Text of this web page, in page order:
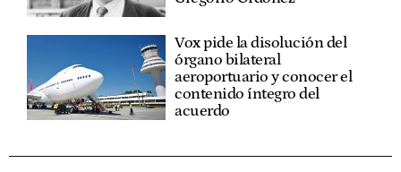
Vox pide la disolución del
órgano bilateral
aeroportuario y conocer el
contenido íntegro del
acuerdo